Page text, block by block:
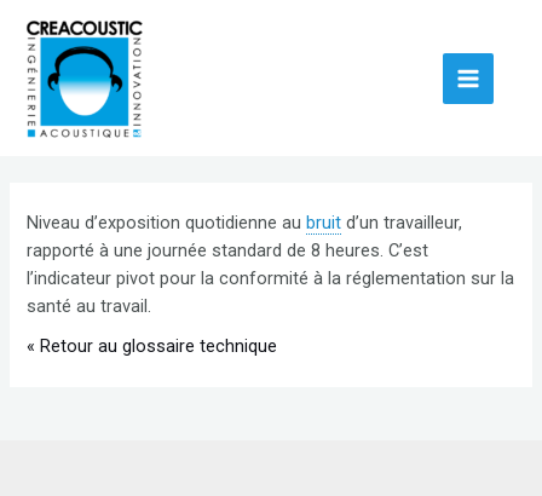
Niveau d’exposition quotidienne aubruit d’un travailleur,
rapporté à une journée standard de 8 heures. C’est
l’indicateur pivot pour la conformité à la réglementation sur la
santé au travail.
« Retour au glossaire technique